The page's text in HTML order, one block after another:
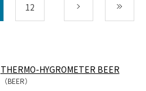
12
THERMO-HYGROMETER BEER
（BEER）